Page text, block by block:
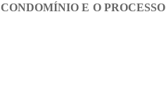
E O PROCESSO